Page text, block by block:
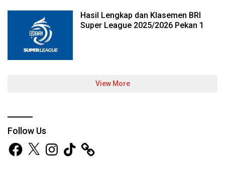
Hasil Lengkap dan Klasemen BRI
Super League 2025/2026 Pekan 1
View More
Follow Us
Facebook
X Instagram
TikTok